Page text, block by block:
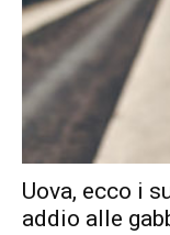
Uova, ecco i
addio alle